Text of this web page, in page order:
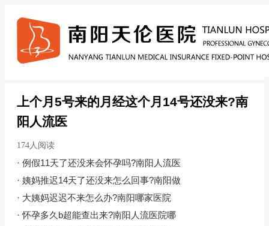
上个月5号来的月经这个月14号还没来?南
阳人流医
174人阅读
· 例假11天了还没来会怀孕吗?南阳人流医
· 姨妈推迟14天了还没来怎么回事?南阳做
· 大姨妈迟迟不来怎么办?南阳哪家医院
·怀孕多久b超能查出来?南阳人流医院哪